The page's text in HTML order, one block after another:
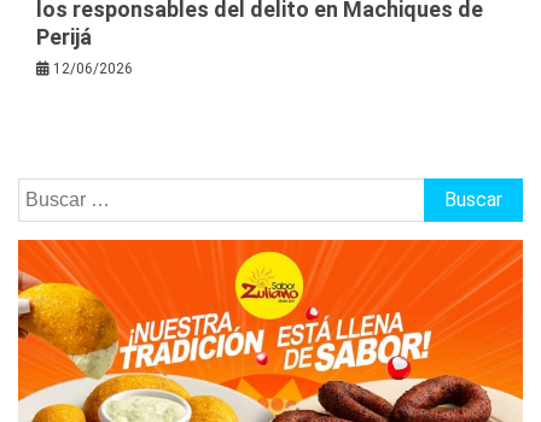
los responsables del delito en Machiques de
Perijá
12/06/2026
Buscar: